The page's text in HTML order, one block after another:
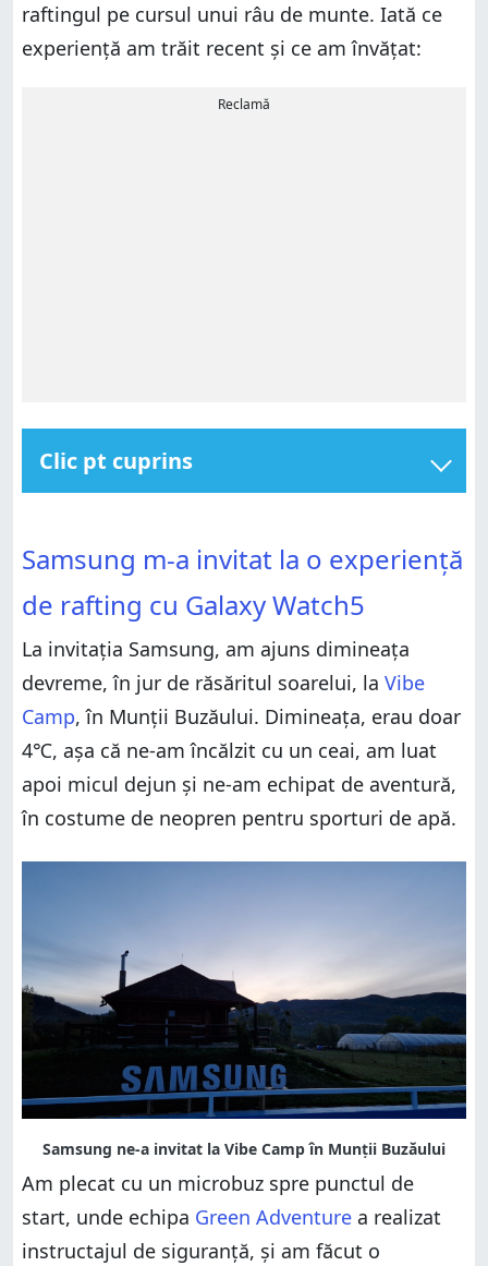
raftingul pe cursul unui râu de munte. Iată ce
experiență am trăit recent și ce am învățat:
Reclamă
Clic pt cuprins
Experiența mea de rafting cu Samsung Galaxy
Galaxy Watch5 îți permite să te bucuri fără griji de
activitățile tale
Ce activități ai monitoriza folosind Samsung Galaxy
Watch5?
Galaxy Watch5
Watch5
activitățile tale
Ce activități ai monitoriza folosind Samsung Galaxy
Watch5?
Samsung m-a invitat la o experiență
de rafting cu Galaxy Watch5
La invitația Samsung, am ajuns dimineața
devreme, în jur de răsăritul soarelui, la Vibe
Camp, în Munții Buzăului. Dimineața, erau doar
4℃, așa că ne-am încălzit cu un ceai, am luat
apoi micul dejun și ne-am echipat de aventură,
în costume de neopren pentru sporturi de apă.
Am plecat cu un microbuz spre punctul de
start, unde echipa Green Adventure a realizat
instructajul de siguranță, și am făcut o